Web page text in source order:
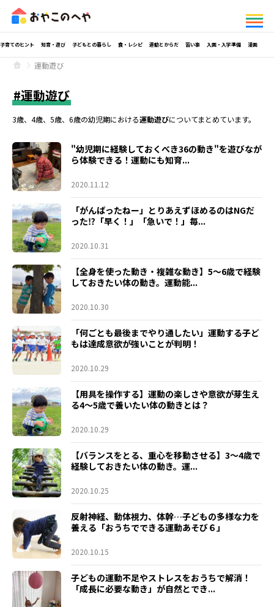
子育てのヒント 知育・遊び 子どもとの暮らし 食・レシピ 運動とからだ 習い事 入園・入学準備 漫画
運動遊び
運動遊び
3歳、4歳、5歳、6歳の幼児期における運動遊びについてまとめています。
"幼児期に経験しておくべき36の動き"を遊びなが
ら体験できる！運動にも知育...
2020.11.12
「がんばったねー」とりあえずほめるのはNGだ
った⁉「早く！」「急いで！」毎...
2020.10.31
【全身を使った動き・複雑な動き】5～6歳で経験
しておきたい体の動き。運動能...
2020.10.30
「何ごとも最後までやり通したい」運動する子ど
もは達成意欲が強いことが判明！
2020.10.29
【用具を操作する】運動の楽しさや意欲が芽生え
る4～5歳で養いたい体の動きとは？
2020.10.29
【バランスをとる、重心を移動させる】3～4歳で
経験しておきたい体の動き。運...
2020.10.25
反射神経、動体視力、体幹…子どもの多様な力を
養える「おうちでできる運動あそび６」
2020.10.15
子どもの運動不足やストレスをおうちで解消！
「成長に必要な動き」が自然とでき...